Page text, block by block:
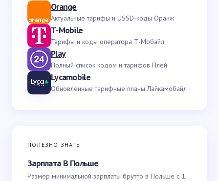
Orange
Актуальные тарифы и USSD-коды Оранж
T-Mobile
Тарифы и коды оператора Т-Мобайл
Play
Полный список кодом и тарифов Плей
Lycamobile
Обновленные тарифные планы Лайкамобайл
ПОЛЕЗНО ЗНАТЬ
Зарплата В Польше
Размер минимальной зарплаты брутто в Польше с 1